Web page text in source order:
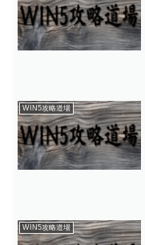
WIN5攻略道場
WIN5攻略道場